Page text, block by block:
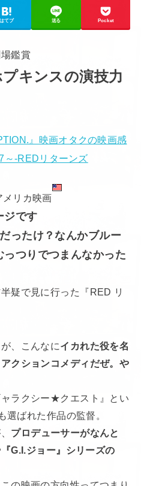
はてブ 送る Pocket
鑑賞
プキンスの演技力
メリカ映画
ジです
ったけ？なんかブルー
つりでつまんなかった
疑で見に行った『RED リ
、こんなにイカれた役を名
クションコメディだぜ。や
ラクシー★クエスト』とい
選ばれた作品の監督。
プロデューサーがなんと
G.I.ジョー』シリーズの